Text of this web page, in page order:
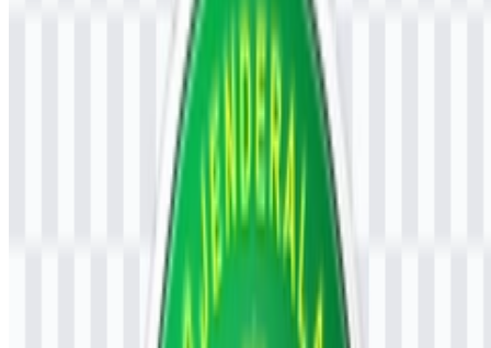
akademik maupun administratif.
Set warna yang diketahui dalam identitas ini mencakup hijau,
kuning atau emas, merah, putih, dan hitam. Secara bersama-sama,
warna-warna ini menciptakan palet institusional yang kuat dan
mendukung kesan serius serta berwibawa pada emblem. Dalam
praktiknya, logo Universitas Jenderal Achmad Yani biasanya
dipadukan dengan nama lengkap universitas atau akronim UNJANI,
sehingga logo ini berfungsi baik sebagai lambang formal maupun
sebagai penanda merek yang mudah dibaca.
Perkembangan Logo
Sistem aset saat ini berpusat pada file logo PNG berwarna dan
SVG, sehingga identitas ini praktis untuk kebutuhan digital maupun
penggunaan yang dapat diskalakan.